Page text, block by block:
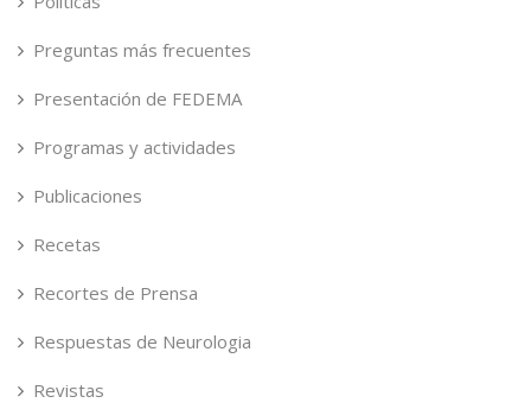
Preguntas más frecuentes
Presentación de FEDEMA
Programas y actividades
Publicaciones
Recetas
Recortes de Prensa
Respuestas de Neurologia
Revistas